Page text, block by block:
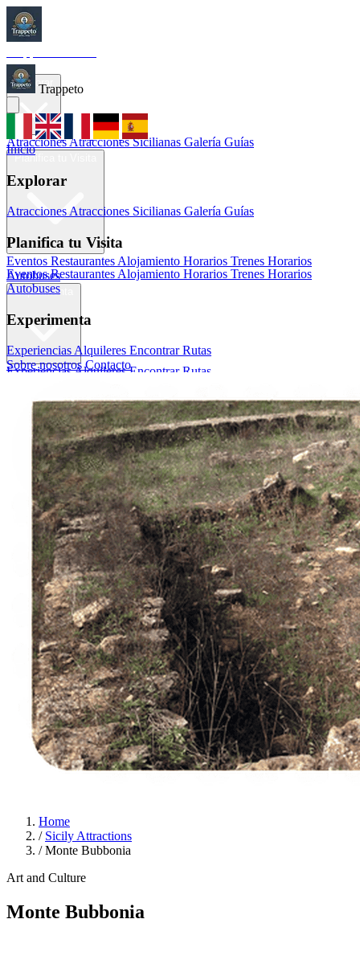
Inicio
AtraccionesAtracciones Sicilianas Galería Guías
Eventos Restaurantes Alojamiento Horarios Trenes Horarios
Autobuses
ExperienciasAlquileresEncontrar Rutas
Italiano English Français Deutsch Español
Menu
Trappeto
Inicio
Explorar
AtraccionesAtracciones Sicilianas Galería Guías
Planifica tu Visita
Eventos Restaurantes Alojamiento Horarios Trenes Horarios
Autobuses
Experimenta
Experiencias Alquileres Encontrar Rutas
Sobre nosotros Contacto
Home
/ Sicily Attractions
/ Monte Bubbonia
Art and Culture
Monte Bubbonia